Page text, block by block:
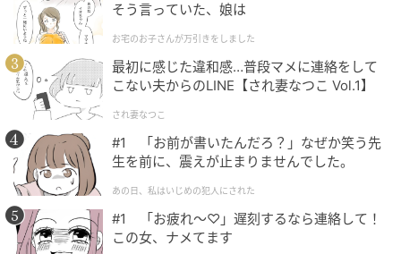
michill
正面に金の箔押しロゴをオン。ポイント使いされたゴ
ールドが品よく効いて、シンプルなブラックに上品さ
をしっかりプラスしてくれます。
そう言っていた、娘は
お宅のお子さんが万引きをしました
最初に感じた違和感…普段マメに連絡をして
こない夫からのLINE【され妻なつこ Vol.1】
され妻なつこ
#1 「お前が書いたんだろ？」なぜか笑う先
生を前に、震えが止まりませんでした。
あの日、私はいじめの犯人にされた
#1 「お疲れ〜♡」遅刻するなら連絡して！
この女、ナメてます